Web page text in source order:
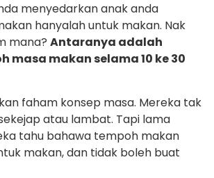
menyedarkan anak anda
hanyalah untuk makan. Nak
mana? Antaranya adalah
masa makan selama 10 ke 30
faham konsep masa. Mereka tak
atau lambat. Tapi lama
tahu bahawa tempoh makan
makan, dan tidak boleh buat